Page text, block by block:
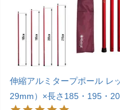
伸縮アルミタープポール レ
29mm）×長さ185・195・